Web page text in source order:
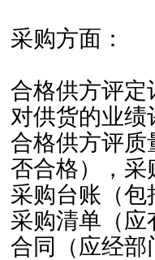
采购方面：
合格供方评定
对供货的业
合格供方评质
否合格），采
采购台账（
采购清单（
合同（应经部